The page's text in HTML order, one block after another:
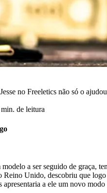
no Freeletics não só o
de leitura
a ser seguido de graça,
Reino Unido, descobriu que
apresentaria a ele um novo